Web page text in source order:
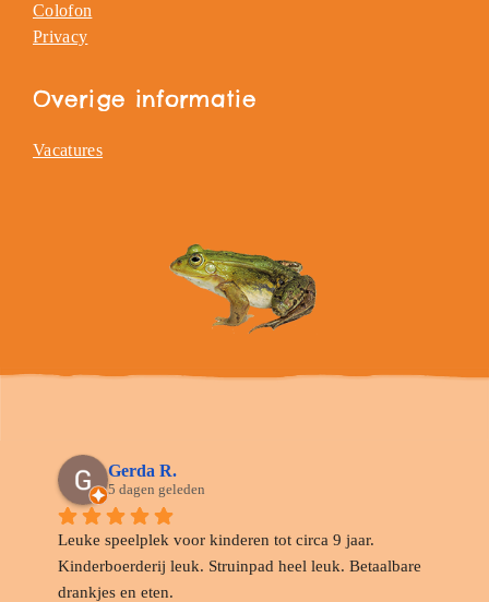
Colofon
Privacy
Overige informatie
Vacatures
Gerda R.
5 dagen geleden
Leuke speelplek voor kinderen tot circa 9 jaar.
Kinderboerderij leuk. Struinpad heel leuk. Betaalbare
drankjes en eten.